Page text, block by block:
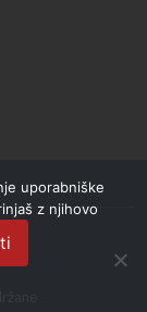
uporabniške
z njihovo